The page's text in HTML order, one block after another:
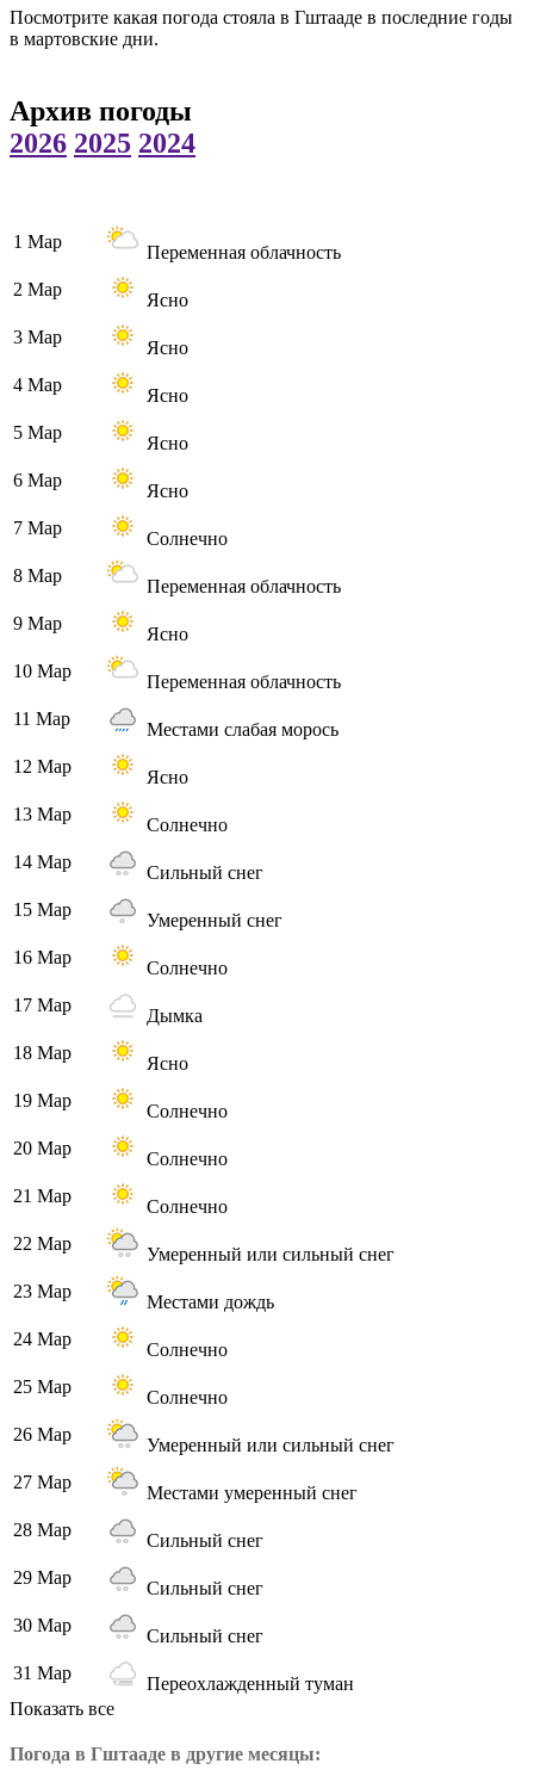
Посмотрите какая погода стояла в Гштааде в последние годы
в мартовские дни.
Архив погоды
2026 2025 2024
1 Мар
Переменная облачность
2 Мар
Ясно
3 Мар
Ясно
4 Мар
Ясно
5 Мар
Ясно
6 Мар
Ясно
7 Мар
Солнечно
8 Мар
Переменная облачность
9 Мар
Ясно
10 Мар
Переменная облачность
11 Мар
Местами слабая морось
12 Мар
Ясно
13 Мар
Солнечно
14 Мар
Сильный снег
15 Мар
Умеренный снег
16 Мар
Солнечно
17 Мар
Дымка
18 Мар
Ясно
19 Мар
Солнечно
20 Мар
Солнечно
21 Мар
Солнечно
22 Мар
Умеренный или сильный снег
23 Мар
Местами дождь
24 Мар
Солнечно
25 Мар
Солнечно
26 Мар
Умеренный или сильный снег
27 Мар
Местами умеренный снег
28 Мар
Сильный снег
29 Мар
Сильный снег
30 Мар
Сильный снег
31 Мар
Переохлажденный туман
Показать все
Погода в Гштааде в другие месяцы: